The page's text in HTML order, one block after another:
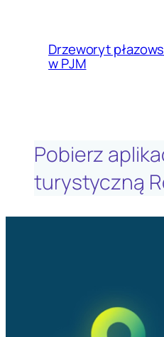
Drzeworyt
w PJM
Pobierz
turystyczną